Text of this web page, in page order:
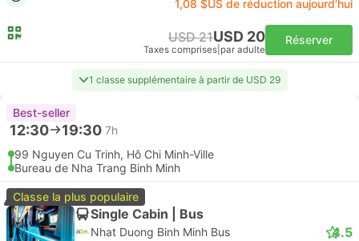
1,08 $US de réduction aujourd’hui
USD 21USD 20
Taxes comprises par adulte
Réserver
1 classe supplémentaire à partir de USD 29
Best-seller
12:30 19:30 7h
99 Nguyen Cu Trinh, Hô Chi Minh-Ville
Bureau de Nha Trang Binh Minh
Classe la plus populaire
Single Cabin | Bus
Nhat Duong Binh Minh Bus 4.5